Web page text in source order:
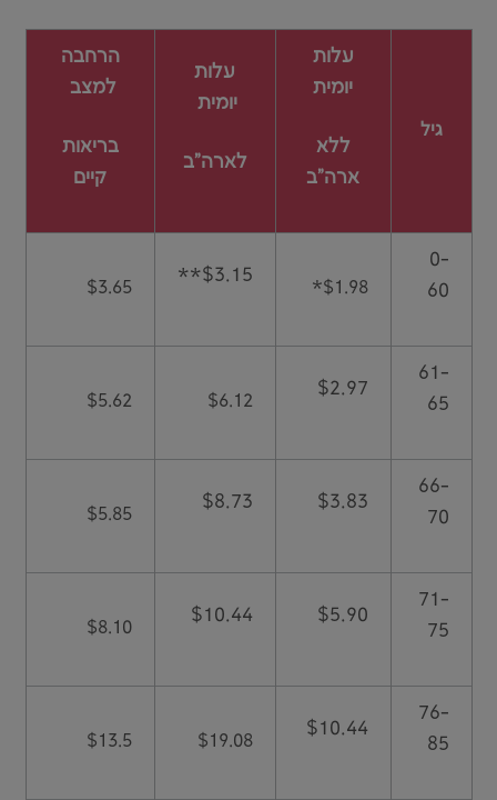
גיל
עלות
יומית
ללא
ארה"ב
עלות
יומית
לארה"ב
הרחבה
למצב
בריאות
קיים
0-
60
*$1.98
$3.15**
$3.65
61-
65
$2.97
$6.12
$5.62
66-
70
$3.83
$8.73
$5.85
71-
75
$5.90
$10.44
$8.10
76-
85
$10.44
$19.08
$13.5